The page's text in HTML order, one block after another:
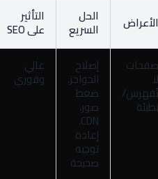
الأعراض الحل
السريع
التأثير
على SEO
صفحات
لا
تُفهرس/
بطيئة
إصلاح
الحواجز،
ضغط
صور،
CDN،
إعادة
توجيه
صحيحة
عالي
وفوري